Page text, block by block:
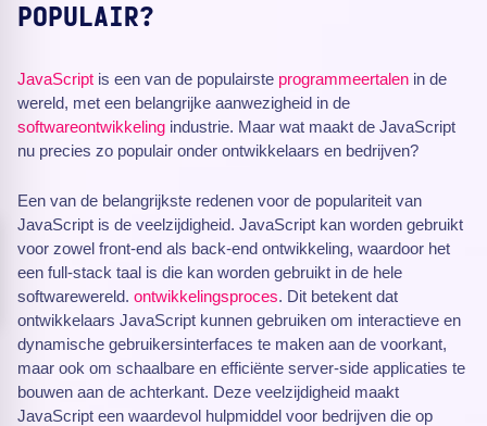
POPULAIR?
JavaScript is een van de populairste programmeertalen in de
wereld, met een belangrijke aanwezigheid in de
softwareontwikkeling industrie. Maar wat maakt de JavaScript
nu precies zo populair onder ontwikkelaars en bedrijven?
Een van de belangrijkste redenen voor de populariteit van
JavaScript is de veelzijdigheid. JavaScript kan worden gebruikt
voor zowel front-end als back-end ontwikkeling, waardoor het
een full-stack taal is die kan worden gebruikt in de hele
softwarewereld. ontwikkelingsproces. Dit betekent dat
ontwikkelaars JavaScript kunnen gebruiken om interactieve en
dynamische gebruikersinterfaces te maken aan de voorkant,
maar ook om schaalbare en efficiënte server-side applicaties te
bouwen aan de achterkant. Deze veelzijdigheid maakt
JavaScript een waardevol hulpmiddel voor bedrijven die op